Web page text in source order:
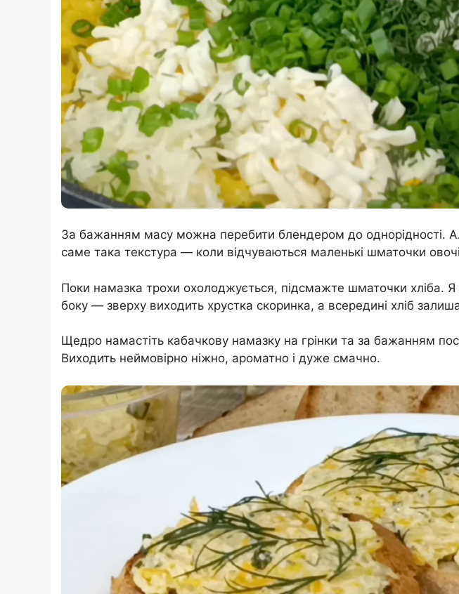
За бажанням масу можна перебити блендером до однорідності.
саме така текстура — коли відчуваються маленькі шматочки
Поки намазка трохи охолоджується, підсмажте шматочки хліба.
боку — зверху виходить хрустка скоринка, а всередині хліб
Щедро намастіть кабачкову намазку на грінки та за бажанням
Виходить неймовірно ніжно, ароматно і дуже смачно.